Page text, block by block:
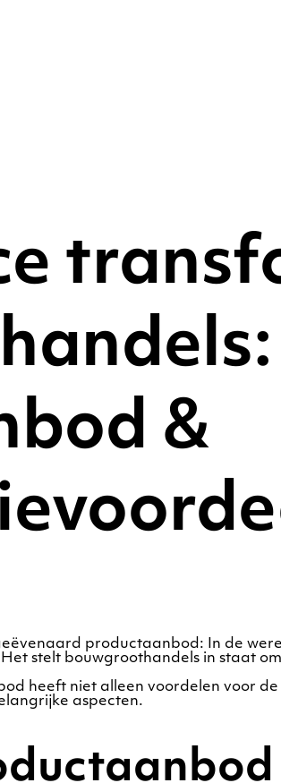
&
productaanbod: In de
stelt bouwgroothandels in staat
heeft niet alleen voordelen voor
aspecten.